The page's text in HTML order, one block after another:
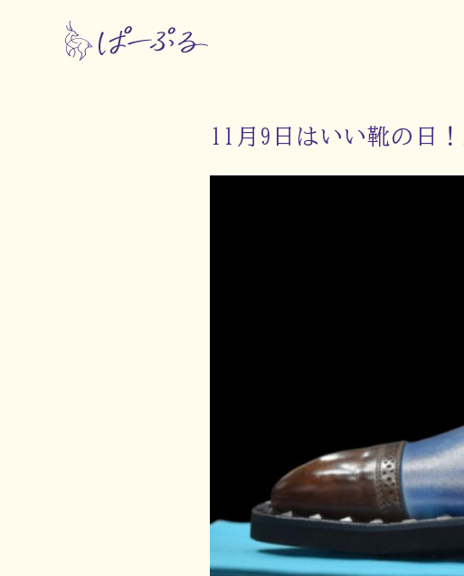
11月9日はいい靴の日